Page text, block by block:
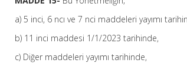
a) 5 inci, 6 ncı ve 7 nci maddeleri yayımı
b) 11 inci maddesi 1/1/2023 tarihinde,
c) Diğer maddeleri yayımı tarihinde,